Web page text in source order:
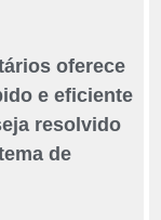
oferece
e eficiente
resolvido
de